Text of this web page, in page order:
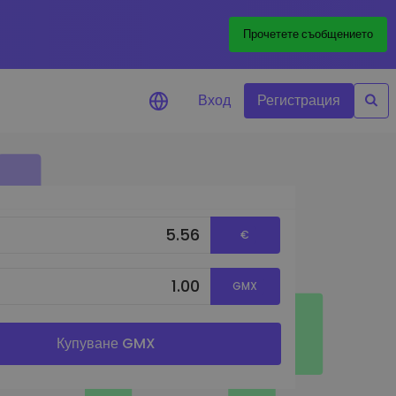
Прочетете съобщението
прозрения за
изпълнение
Вход Регистрация
€
GMX
Купуване GMX